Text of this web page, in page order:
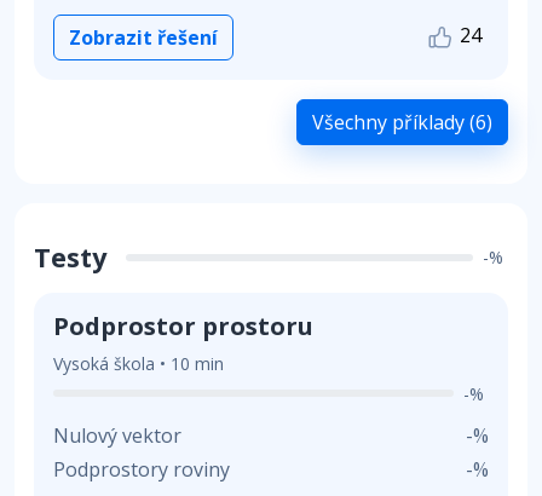
Zobrazit řešení 24
Všechny příklady (6)
Testy -%
Podprostor prostoru
Vysoká škola • 10 min
-%
Nulový vektor
-%
Podprostory roviny
-%